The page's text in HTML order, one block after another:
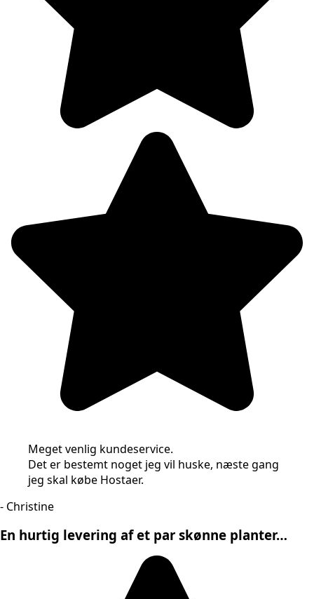
Meget venlig kundeservice.
Det er bestemt noget jeg vil huske, næste gang
jeg skal købe Hostaer.
- Christine
En hurtig levering af et par skønne planter…